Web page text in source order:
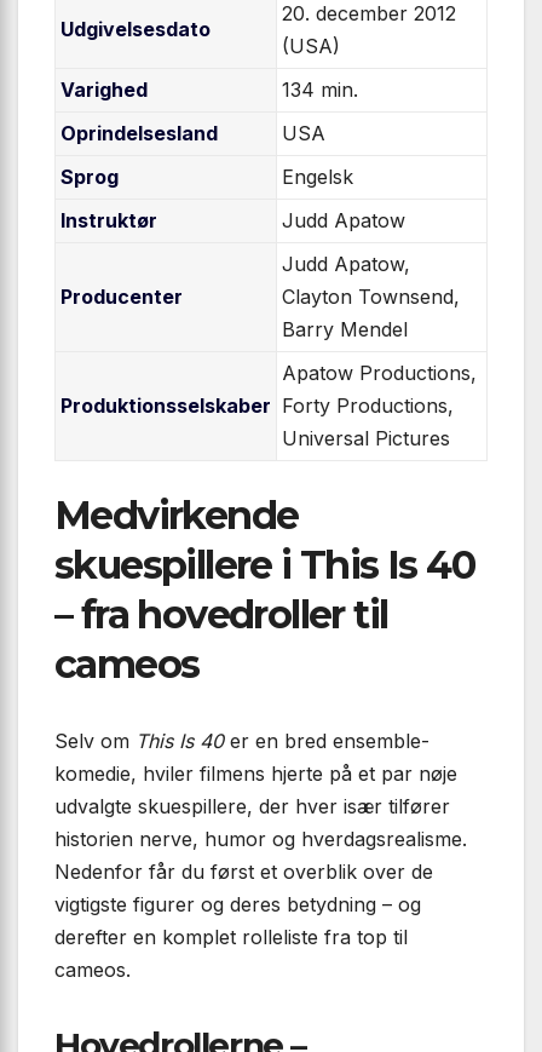
Udgivelsesdato
20. december 2012
(USA)
Varighed
134 min.
Oprindelsesland
USA
Sprog
Engelsk
Instruktør
Judd Apatow
Producenter
Judd Apatow,
Clayton Townsend,
Barry Mendel
Produktionsselskaber
Apatow Productions,
Forty Productions,
Universal Pictures
Medvirkende
skuespillere i This Is 40
– fra hovedroller til
cameos
Selv om This Is 40er en bred ensemble-
komedie, hviler filmens hjerte på et par nøje
udvalgte skuespillere, der hver især tilfører
historien nerve, humor og hverdagsrealisme.
Nedenfor får du først et overblik over de
vigtigste figurer og deres betydning – og
derefter en komplet rolleliste fra top til
cameos.